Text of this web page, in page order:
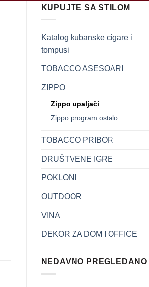
KUPUJTE SA STILOM
Katalog kubanske cigare i
tompusi
TOBACCO ASESOARI
ZIPPO
Zippo upaljači
Zippo program ostalo
TOBACCO PRIBOR
DRUŠTVENE IGRE
POKLONI
OUTDOOR
VINA
DEKOR ZA DOM I OFFICE
NEDAVNO PREGLEDANO